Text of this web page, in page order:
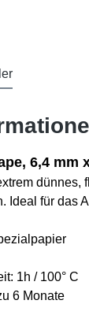
6,4 mm
Ideal für das
1h / 100° C
6 Monate